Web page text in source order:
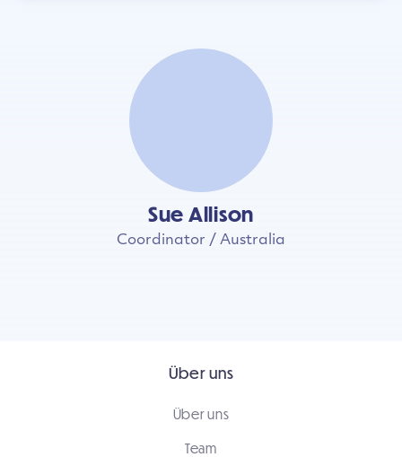
Sue Allison
Coordinator / Australia
Über uns
Über uns
Team